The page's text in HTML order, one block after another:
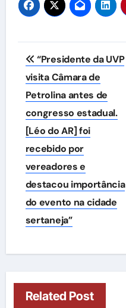
Navegação
de
Post
“Presidente da UVP
visita Câmara de
Petrolina antes de
congresso estadual.
[Léo do AR] foi
recebido por
vereadores e
destacou importância
do evento na cidade
sertaneja”
Related Post